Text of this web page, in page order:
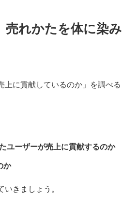
れかたを体に染み
に貢献しているのか」を調べる
ユーザーが売上に貢献するのか
か
きましょう。